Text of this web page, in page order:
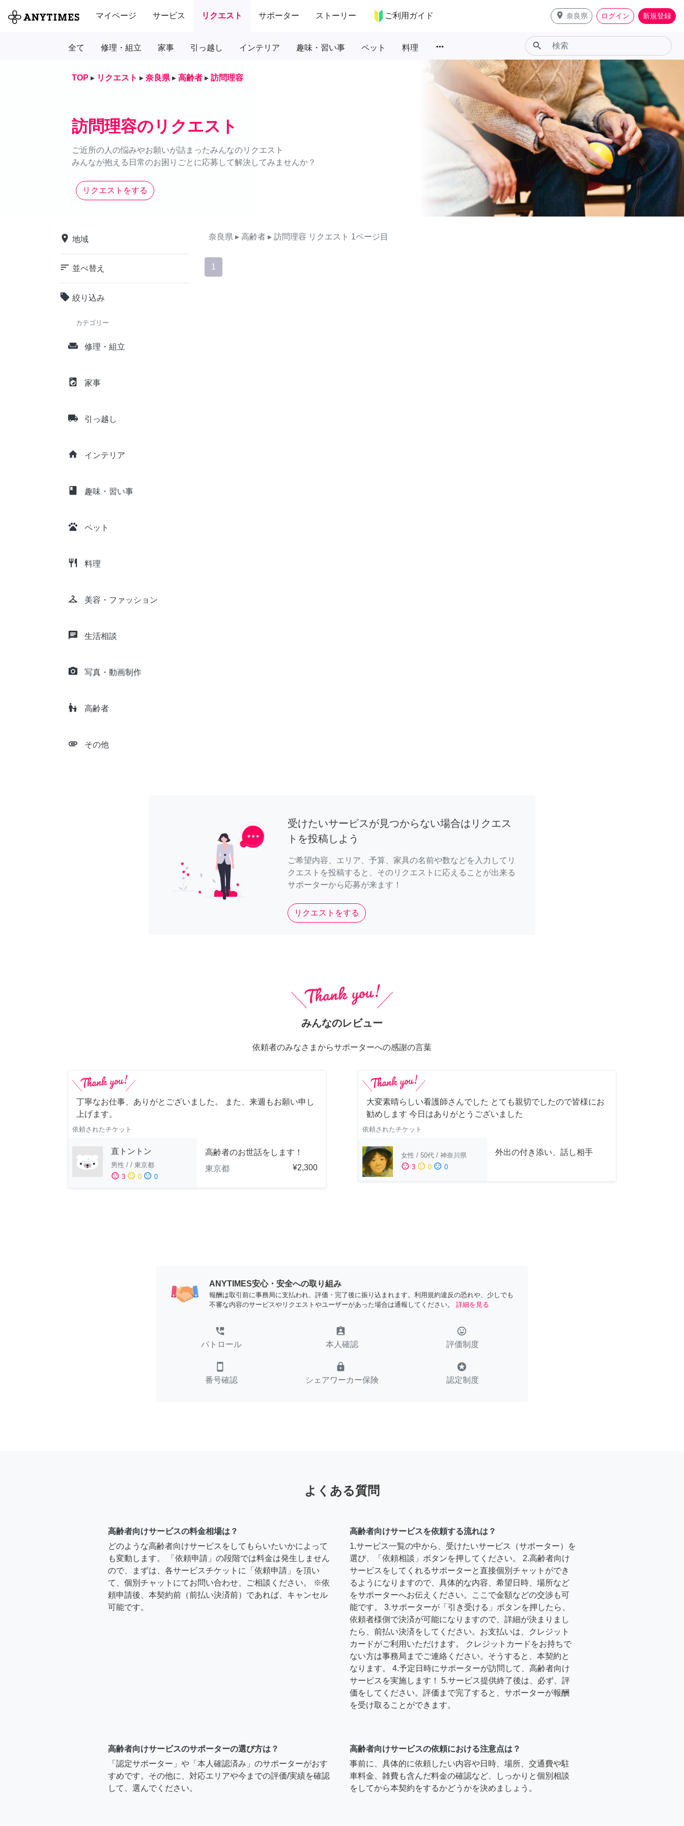
マイページ サービス リクエスト サポーター ストーリー ご利用ガイド place 奈良県 ログイン 新規登録
全て 修理・組立 家事 引っ越し インテリア 趣味・習い事 ペット 料理 more_horiz search
TOP ▸ リクエスト ▸ 奈良県 ▸ 高齢者 ▸ 訪問理容
訪問理容のリクエスト
ご近所の人の悩みやお願いが詰まったみんなのリクエスト
みんなが抱える日常のお困りごとに応募して解決してみませんか？
リクエストをする
place 地域
sort 並べ替え
local_offer 絞り込み
カテゴリー
weekend 修理・組立
local_laundry_service 家事
local_shipping 引っ越し
home インテリア
class 趣味・習い事
pets ペット
restaurant 料理
checkroom 美容・ファッション
chat 生活相談
camera_alt 写真・動画制作
escalator_warning 高齢者
attachment その他
奈良県 ▸ 高齢者 ▸ 訪問理容 リクエスト 1ページ目
1
受けたいサービスが見つからない場合はリクエス
トを投稿しよう
ご希望内容、エリア、予算、家具の名前や数などを入力してリ
クエストを投稿すると、そのリクエストに応えることが出来る
サポーターから応募が来ます！
リクエストをする
みんなのレビュー
依頼者のみなさまからサポーターへの感謝の言葉
丁寧なお仕事、ありがとございました。 また、来週もお願い申し
上げます。
依頼されたチケット
直トントン
男性 / / 東京都
sentiment_satisfied 3 sentiment_neutral 0 sentiment_dissatisfied 0
高齢者のお世話をします！
東京都
¥2,300
大変素晴らしい看護師さんでした とても親切でしたので皆様にお
勧めします 今日はありがとうございました
依頼されたチケット
女性 / 50代 / 神奈川県
sentiment_satisfied 3 sentiment_neutral 0 sentiment_dissatisfied 0
外出の付き添い、話し相手
ANYTIMES安心・安全への取り組み
報酬は取引前に事務局に支払われ、評価・完了後に振り込まれます。利用規約違反の恐れや、少しでも
不審な内容のサービスやリクエストやユーザーがあった場合は通報してください。
詳細を見る
perm_phone_msg
パトロール
assignment_ind
本人確認
tag_faces
評価制度
smartphone
番号確認
lock
シェアワーカー保険
stars
認定制度
よくある質問
高齢者向けサービスの料金相場は？
どのような高齢者向けサービスをしてもらいたいかによって
も変動します。 「依頼申請」の段階では料金は発生しません
ので、まずは、各サービスチケットに「依頼申請」を頂い
て、個別チャットにてお問い合わせ、ご相談ください。 ※依
頼申請後、本契約前（前払い決済前）であれば、キャンセル
可能です。
高齢者向けサービスを依頼する流れは？
1.サービス一覧の中から、受けたいサービス（サポーター）を
選び、「依頼相談」ボタンを押してください。 2.高齢者向け
サービスをしてくれるサポーターと直接個別チャットができ
るようになりますので、具体的な内容、希望日時、場所など
をサポーターへお伝えください。ここで金額などの交渉も可
能です。 3.サポーターが「引き受ける」ボタンを押したら、
依頼者様側で決済が可能になりますので、詳細が決まりまし
たら、前払い決済をしてください。お支払いは、クレジット
カードがご利用いただけます。 クレジットカードをお持ちで
ない方は事務局までご連絡ください。そうすると、本契約と
なります。 4.予定日時にサポーターが訪問して、高齢者向け
サービスを実施します！ 5.サービス提供終了後は、必ず、評
価をしてください。評価まで完了すると、サポーターが報酬
を受け取ることができます。
高齢者向けサービスのサポーターの選び方は？
「認定サポーター」や「本人確認済み」のサポーターがおす
すめです。その他に、対応エリアや今までの評価/実績を確認
して、選んでください。
高齢者向けサービスの依頼における注意点は？
事前に、具体的に依頼したい内容や日時、場所、交通費や駐
車料金、雑費も含んだ料金の確認など、しっかりと個別相談
をしてから本契約をするかどうかを決めましょう。